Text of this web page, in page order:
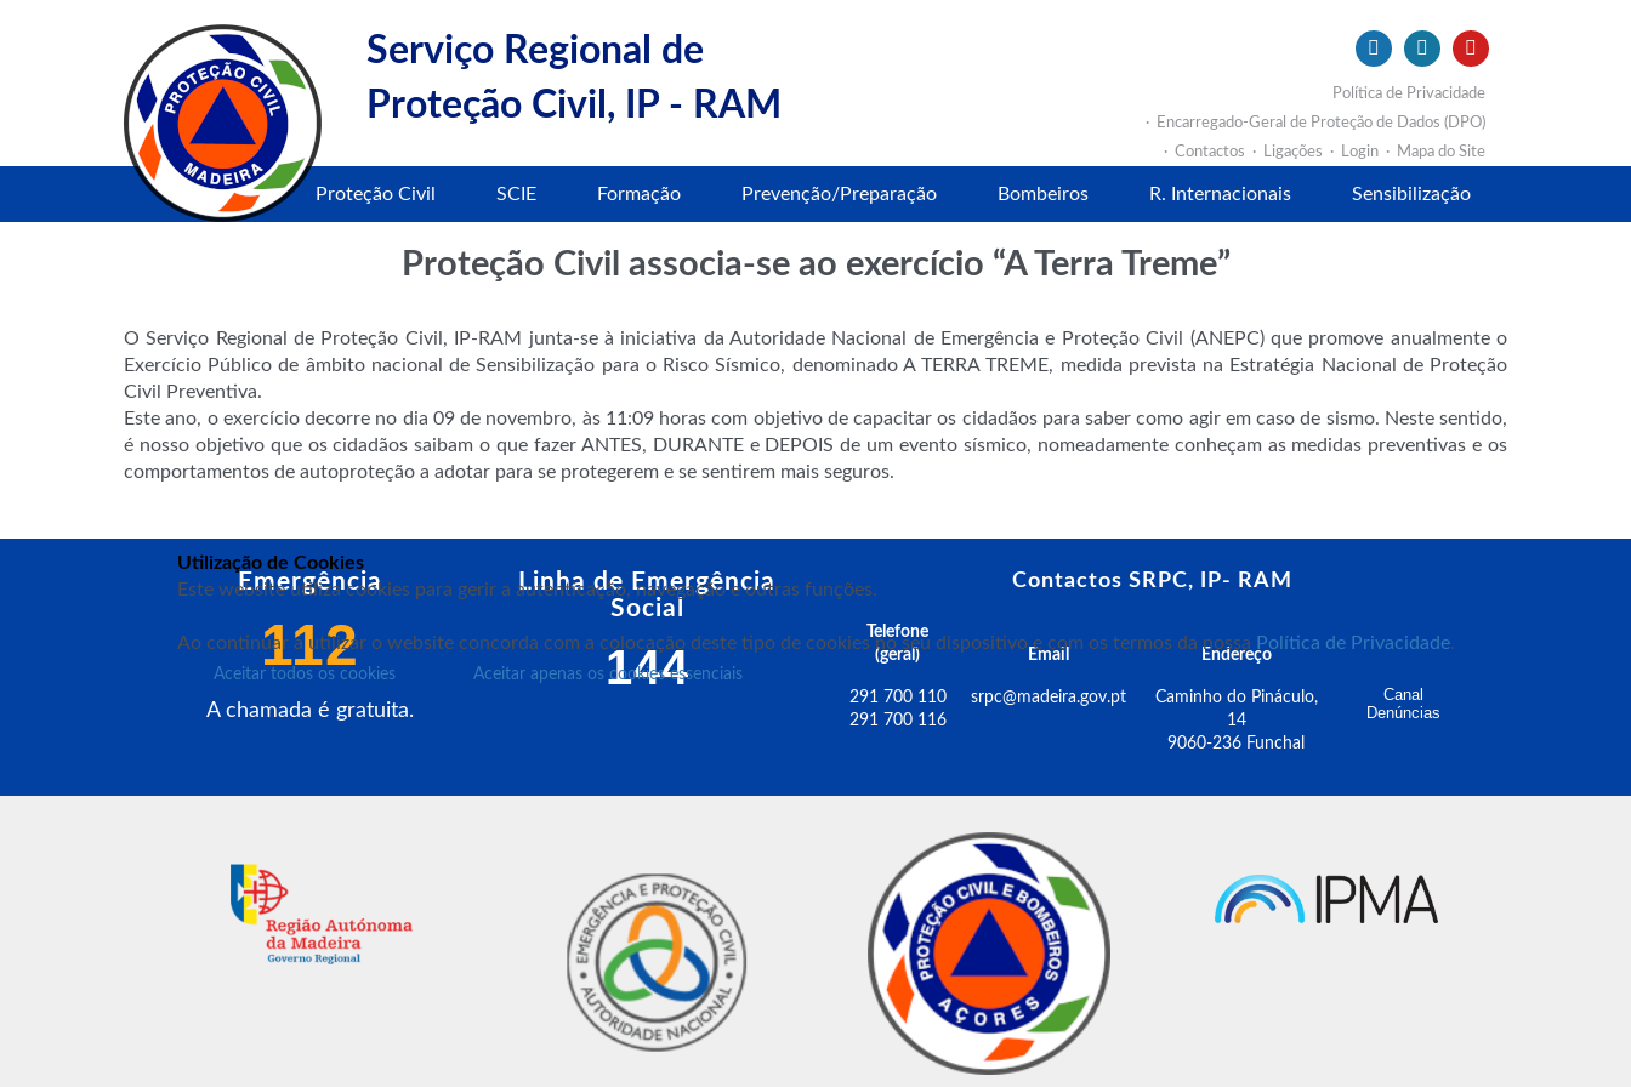
Serviço Regional de
Proteção Civil, IP - RAM
Política de Privacidade
Encarregado-Geral de Proteção de Dados (DPO)
Contactos
Ligações Login Mapa do Site
Proteção Civil SCIE Formação Prevenção/Preparação Bombeiros R. Internacionais Sensibilização
Proteção Civil associa-se ao exercício “A Terra Treme”
O Serviço Regional de Proteção Civil, IP-RAM junta-se à iniciativa da Autoridade Nacional de Emergência e Proteção Civil (ANEPC) que promove anualmente o
Exercício Público de âmbito nacional de Sensibilização para o Risco Sísmico, denominado A TERRA TREME, medida prevista na Estratégia Nacional de Proteção
Civil Preventiva.
Este ano, o exercício decorre no dia 09 de novembro, às 11:09 horas com objetivo de capacitar os cidadãos para saber como agir em caso de sismo. Neste sentido,
é nosso objetivo que os cidadãos saibam o que fazer ANTES, DURANTE e DEPOIS de um evento sísmico, nomeadamente conheçam as medidas preventivas e os
comportamentos de autoproteção a adotar para se protegerem e se sentirem mais seguros.
Emergência
112
A chamada é gratuita.
Linha de Emergência
Social
144
Contactos SRPC, IP- RAM
Telefone
(geral)
Email Endereço
291 700 110
291 700 116
srpc@madeira.gov.pt
Caminho do Pináculo,
14
9060-236 Funchal
Canal
Denúncias
Utilização de Cookies
Este website utiliza cookies para gerir a autenticação, navegação e outras funções.
Ao continuar a utilizar o website concorda com a colocação deste tipo de cookies no seu dispositivo e com os termos da nossa Política de Privacidade.
Aceitar todos os cookies Aceitar apenas os cookies essenciais